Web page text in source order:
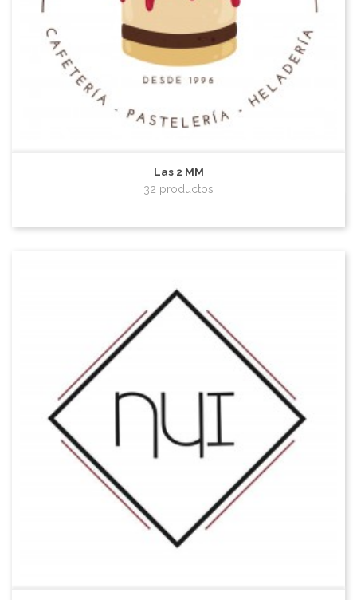
Las 2 MM
32 productos